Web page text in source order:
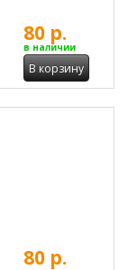
80 р.
в наличии
В корзину
80 р.